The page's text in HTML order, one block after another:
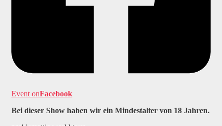
Event onFacebook
Bei dieser Show haben wir ein Mindestalter von 18 Jahren.